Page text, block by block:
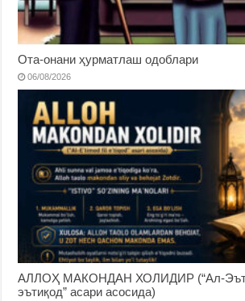
Ота-онани ҳурматлаш одоблари
06/08/2026
АЛЛОҲ МАКОНДАН ХОЛИДИР (“Ал-
эътиқод” асари асосида)